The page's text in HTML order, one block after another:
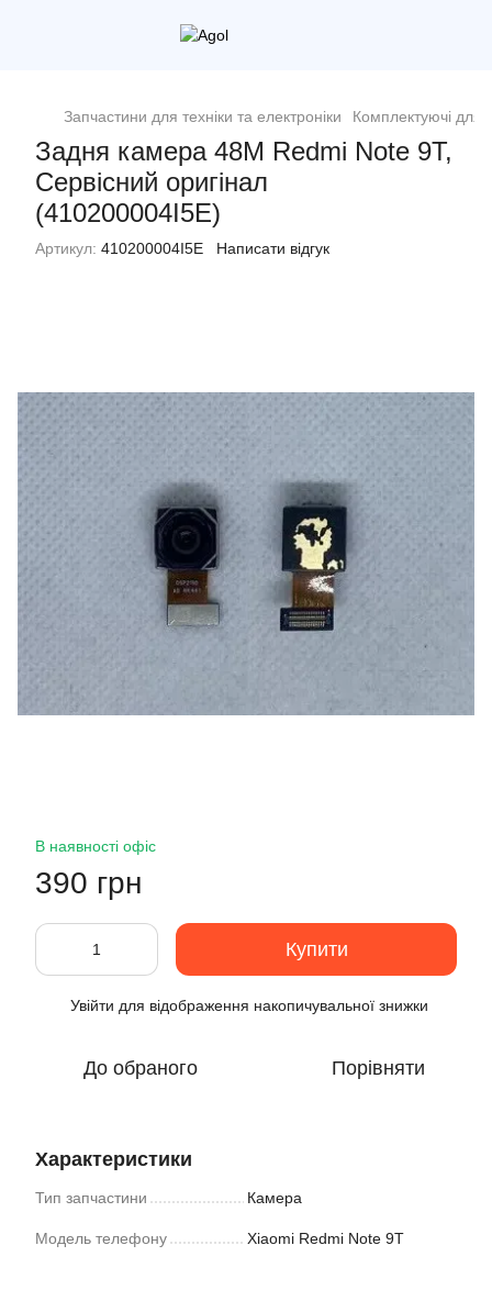
Запчастини для техніки та електроніки Комплектуючі для
Задня камера 48М Redmi Note 9T,
Сервісний оригінал
(410200004I5E)
Артикул: 410200004I5E Написати відгук
В наявності офіс
390 грн
Купити
Увійти для відображення накопичувальної знижки
До обраного Порівняти
Характеристики
Тип запчастини Камера
Модель телефону Xiaomi Redmi Note 9T